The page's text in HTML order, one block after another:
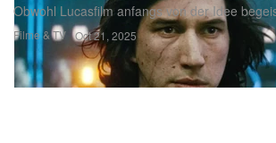
Filme & TV
Obwohl Lucasfilm anfangs von der Idee
Oct 21, 2025